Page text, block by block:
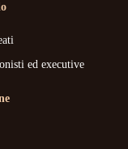
ed executive